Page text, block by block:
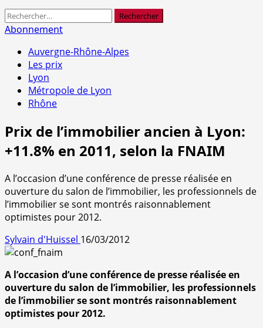
Rechercher :
Abonnement
Auvergne-Rhône-Alpes
Les prix
Lyon
Métropole de Lyon
Rhône
Prix de l’immobilier ancien à Lyon:
+11.8% en 2011, selon la FNAIM
A l’occasion d’une conférence de presse réalisée en
ouverture du salon de l’immobilier, les professionnels de
l’immobilier se sont montrés raisonnablement
optimistes pour 2012.
Sylvain d'Huissel 16/03/2012
A l’occasion d’une conférence de presse réalisée en
ouverture du salon de l’immobilier, les professionnels
de l’immobilier se sont montrés raisonnablement
optimistes pour 2012.